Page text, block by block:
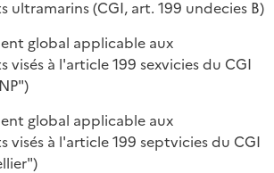
ultramarins (CGI, art. 199 undecies B)
global applicable aux
visés à l'article 199 sexvicies du CGI
global applicable aux
visés à l'article 199 septvicies du CGI